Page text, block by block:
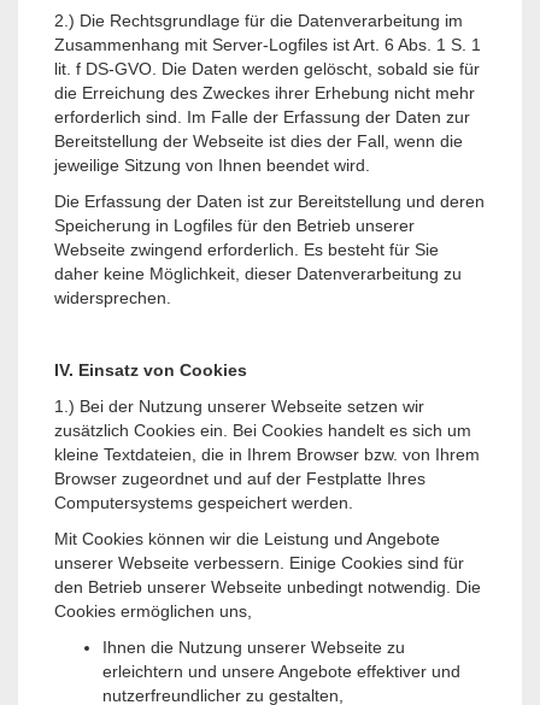
2.) Die Rechtsgrundlage für die Datenverarbeitung im
Zusammenhang mit Server-Logfiles ist Art. 6 Abs. 1 S. 1
lit. f DS-GVO. Die Daten werden gelöscht, sobald sie für
die Erreichung des Zweckes ihrer Erhebung nicht mehr
erforderlich sind. Im Falle der Erfassung der Daten zur
Bereitstellung der Webseite ist dies der Fall, wenn die
jeweilige Sitzung von Ihnen beendet wird.
Die Erfassung der Daten ist zur Bereitstellung und deren
Speicherung in Logfiles für den Betrieb unserer
Webseite zwingend erforderlich. Es besteht für Sie
daher keine Möglichkeit, dieser Datenverarbeitung zu
widersprechen.
IV. Einsatz von Cookies
1.) Bei der Nutzung unserer Webseite setzen wir
zusätzlich Cookies ein. Bei Cookies handelt es sich um
kleine Textdateien, die in Ihrem Browser bzw. von Ihrem
Browser zugeordnet und auf der Festplatte Ihres
Computersystems gespeichert werden.
Mit Cookies können wir die Leistung und Angebote
unserer Webseite verbessern. Einige Cookies sind für
den Betrieb unserer Webseite unbedingt notwendig. Die
Cookies ermöglichen uns,
Ihnen die Nutzung unserer Webseite zu
erleichtern und unsere Angebote effektiver und
nutzerfreundlicher zu gestalten,